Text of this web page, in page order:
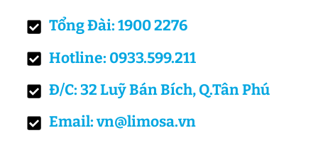
Tổng Đài: 1900 2276
Hotline: 0933.599.211
Đ/C: 32 Luỹ Bán Bích, Q.Tân Phú
Email: vn@limosa.vn